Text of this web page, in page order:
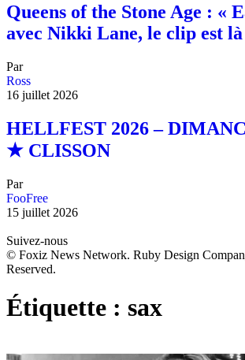
Queens of the Stone Age : «
avec Nikki Lane, le clip est là
Par
Ross
16 juillet 2026
HELLFEST 2026 –
★ CLISSON
Par
FooFree
15 juillet 2026
Suivez-nous
© Foxiz News Network. Ruby Design
Reserved.
Étiquette : sax